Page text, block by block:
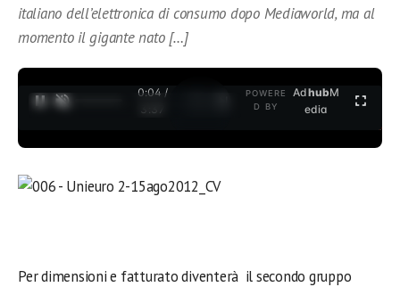
italiano dell’elettronica di consumo dopo Mediaworld, ma al
momento il gigante nato […]
0:04 /
3:37
POWERE
D BY
AdhubM
edia
Per dimensioni e fatturato diventerà il secondo gruppo